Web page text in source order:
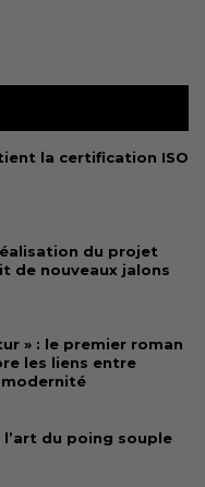
la certification ISO
du projet
de nouveaux jalons
» : le premier roman
les liens entre
l’art du poing souple